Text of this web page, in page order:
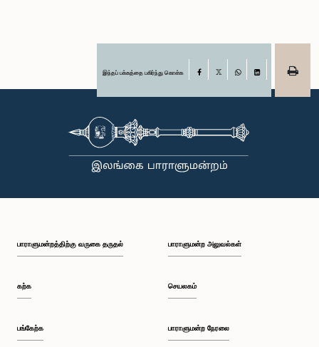
இந்தப் பக்கத்தை பகிர்ந்து கொள்க Facebook
பாராளுமன்றத்திற்கு வருகை தருதல்
கற்க
பங்கேற்க
பாராளுமன்ற அலுவல்கள்
செயலகம்
பாராளுமன்ற நேரலை